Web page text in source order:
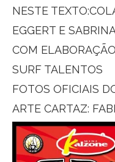
NESTE
EGGERT E
COM
SURF TALENTOS
FOTOS OFICIAIS
ARTE CARTAZ: